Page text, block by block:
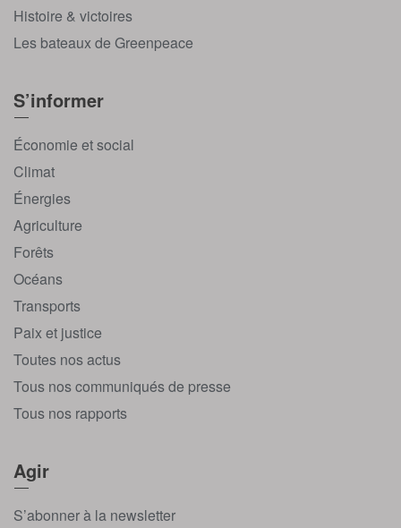
Histoire & victoires
Les bateaux de Greenpeace
S’informer
Économie et social
Climat
Énergies
Agriculture
Forêts
Océans
Transports
Paix et justice
Toutes nos actus
Tous nos communiqués de presse
Tous nos rapports
Agir
S’abonner à la newsletter